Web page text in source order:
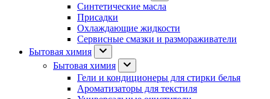
Синтетические масла
Присадки
Охлаждающие жидкости
Сервисные смазки и размораживатели
Бытовая химия
Бытовая химия
Гели и кондиционеры для стирки белья
Ароматизаторы для текстиля